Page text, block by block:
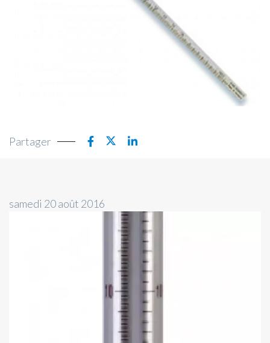
Partager
samedi 20 août 2016